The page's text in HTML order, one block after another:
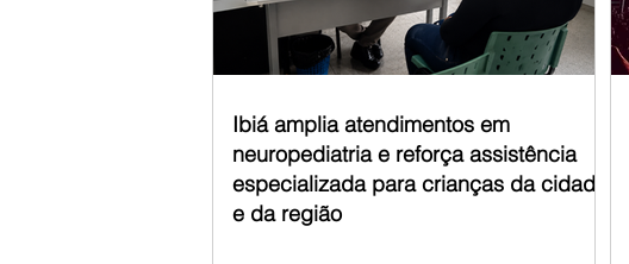
Ibiá amplia atendimentos em
neuropediatria e reforça assistência
especializada para crianças da cidade
e da região